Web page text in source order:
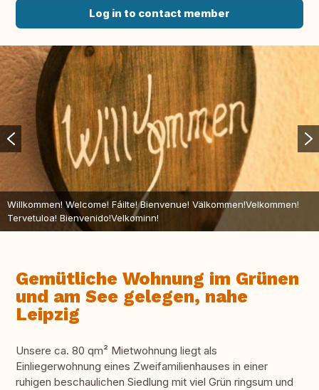
Log in to contact member
Willkommen! Welcome! Fáilte! Bienvenue! Välkommen!Velkommen!
Tervetuloa! Bienvenido!Velkominn!
Gemütliche Wohnung im Grünen
und am See gelegen, nahe
Leipzig
Unsere ca. 80 qm² Mietwohnung liegt als
Einliegerwohnung eines Zweifamilienhauses in einer
ruhigen beschaulichen Siedlung mit viel Grün ringsum und